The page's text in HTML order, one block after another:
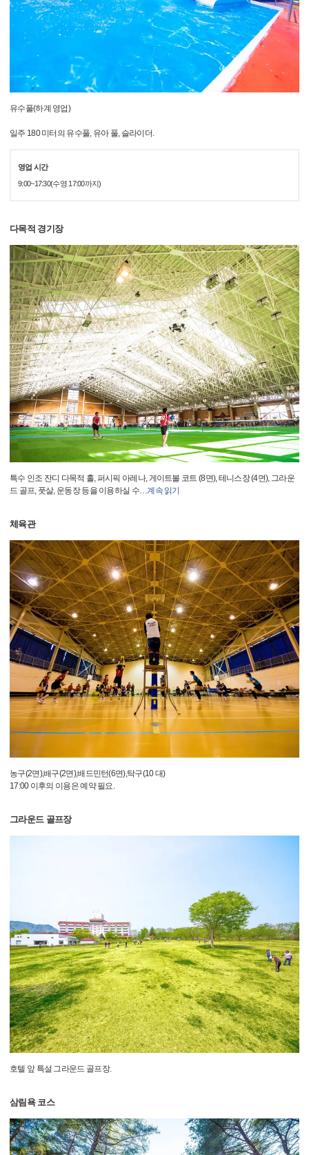
유수풀(하계 영업)
일주 180 미터의 유수풀, 유아 풀, 슬라이더.
영업 시간
9:00~17:30(수영 17:00까지)
다목적 경기장
특수 인조 잔디 다목적 홀, 퍼시픽 아레나, 게이트볼 코트 (8면), 테니스장 (4면), 그라운
드 골프, 풋살, 운동장 등을 이용하실 수…계속 읽기
체육관
농구(2면),배구(2면),배드민턴(6면),탁구(10 대)
17:00 이후의 이용은 예약 필요.
그라운드 골프장
호텔 앞 특설 그라운드 골프장.
삼림욕 코스